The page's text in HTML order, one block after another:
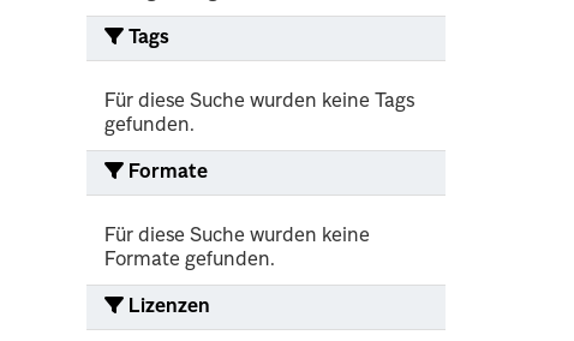
Tags
Für diese Suche wurden keine Tags
gefunden.
Formate
Für diese Suche wurden keine
Formate gefunden.
Lizenzen